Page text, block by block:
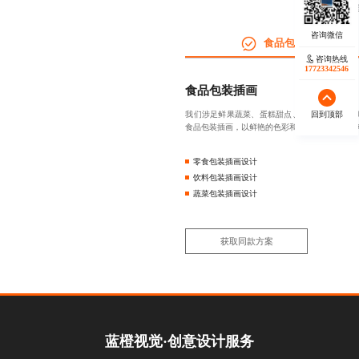
线下包装插
食品包装插画
食品包装插画
我们涉足鲜果蔬菜、蛋糕甜点、坚果薯片、茶
食品包装插画，以鲜艳的色彩和诱人的食物形象
零食包装插画设计
饮料包装插画设计
蔬菜包装插画设计
获取同款方案
咨询热线
17723342546
回到顶部
蓝橙视觉·创意设计服务